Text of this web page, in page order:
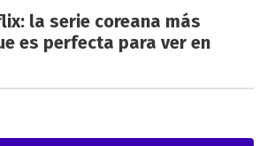
la serie coreana más
es perfecta para ver en